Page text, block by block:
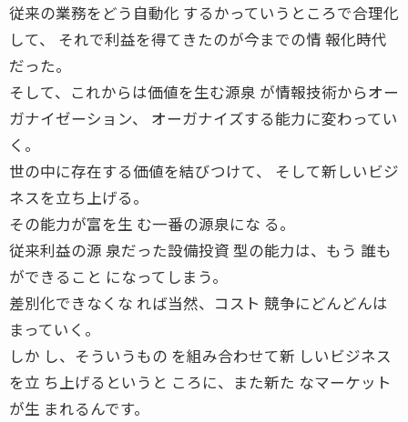
従来の業務をどう自動化 するかっていうところで合理化
して、 それで利益を得てきたのが今までの情 報化時代
だった。
そして、これからは価値を生む源泉 が情報技術からオー
ガナイゼーション、 オーガナイズする能力に変わってい
く。
世の中に存在する価値を結びつけて、 そして新しいビジ
ネスを立ち上げる。
その能力が富を生 む一番の源泉にな る。
従来利益の源 泉だった設備投資 型の能力は、もう 誰も
ができること になってしまう。
差別化できなくな れば当然、コスト 競争にどんどんは
まっていく。
しか し、そういうもの を組み合わせて新 しいビジネス
を立 ち上げるというと ころに、また新た なマーケット
が生 まれるんです。